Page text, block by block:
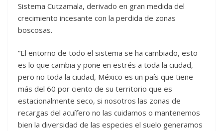
Sistema Cutzamala, derivado en gran medida del
crecimiento incesante con la perdida de zonas
boscosas.
“El entorno de todo el sistema se ha cambiado, esto
es lo que cambia y pone en estrés a toda la ciudad,
pero no toda la ciudad, México es un país que tiene
más del 60 por ciento de su territorio que es
estacionalmente seco, si nosotros las zonas de
recargas del acuífero no las cuidamos o mantenemos
bien la diversidad de las especies el suelo generamos